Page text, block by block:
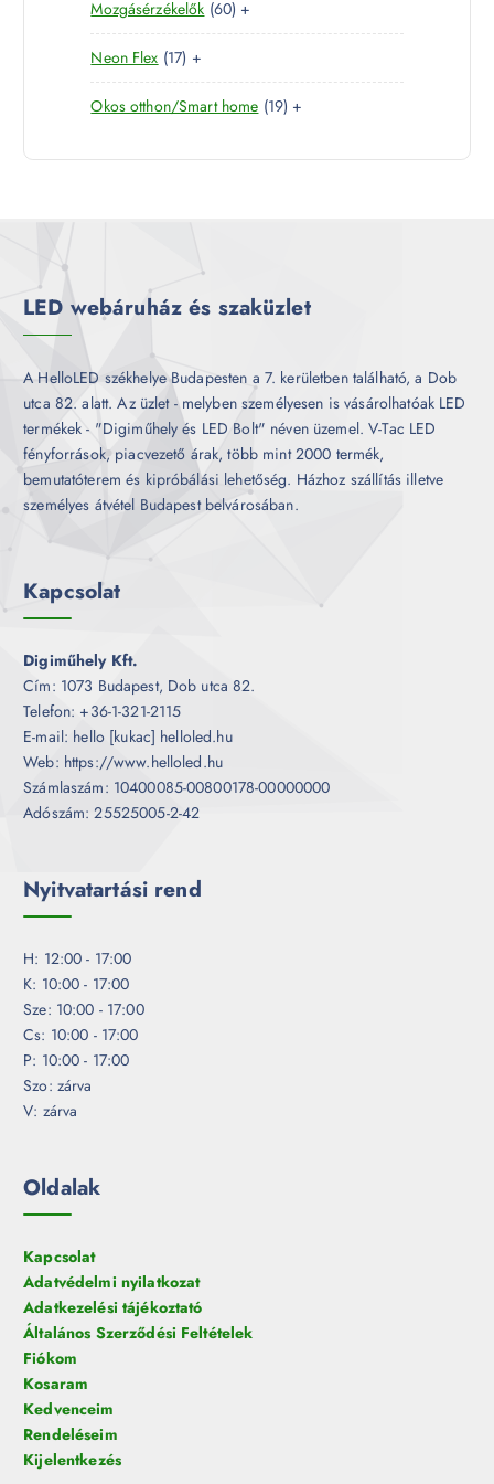
é
k
r
m
k
e
m
Mozgásérzékelők 606
0
e
r
é
+
Neon Flex 171
7
t
r
+
Okos otthon/Smart home 191
t
+
LED webáruház és szaküzlet
A HelloLED székhelye Budapesten a 7. kerületben található, a Dob
utca 82. alatt. Az üzlet - melyben személyesen is vásárolhatóak LED
termékek - "Digiműhely és LED Bolt" néven üzemel. V-Tac LED
fényforrások, piacvezető árak, több mint 2000 termék,
bemutatóterem és kipróbálási lehetőség. Házhoz szállítás illetve
személyes átvétel Budapest belvárosában.
Kapcsolat
Digiműhely Kft.
Cím: 1073 Budapest, Dob utca 82.
Telefon: +36-1-321-2115
E-mail: hello [kukac] helloled.hu
Web: https://www.helloled.hu
Számlaszám: 10400085-00800178-00000000
Adószám: 25525005-2-42
Nyitvatartási rend
H: 12:00 - 17:00
K: 10:00 - 17:00
Sze: 10:00 - 17:00
Cs: 10:00 - 17:00
P: 10:00 - 17:00
Szo: zárva
V: zárva
Oldalak
Kapcsolat
Adatvédelmi nyilatkozat
Adatkezelési tájékoztató
Általános Szerződési Feltételek
Fiókom
Kosaram
Kedvenceim
Rendeléseim
Kijelentkezés